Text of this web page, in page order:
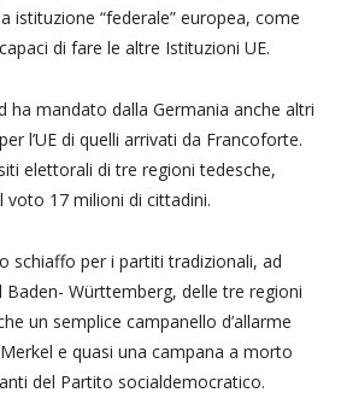
istituzione “federale” europea, come
di fare le altre Istituzioni UE.
ha mandato dalla Germania anche altri
l’UE di quelli arrivati da Francoforte.
elettorali di tre regioni tedesche,
voto 17 milioni di cittadini.
schiaffo per i partiti tradizionali, ad
Baden- Württemberg, delle tre regioni
un semplice campanello d’allarme
e quasi una campana a morto
del Partito socialdemocratico.